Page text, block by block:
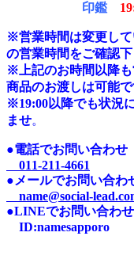
印鑑
※営業時間は変更し
の営業時間をご確認下
※上記のお時間以降
商品のお渡しは可能で
※19:00以降でも状況
ませ。
●電話でお問い合わせ
011-211-4661
●メールでお問い合わ
name@social-
●LINEでお問い合わ
ID:namesapporo